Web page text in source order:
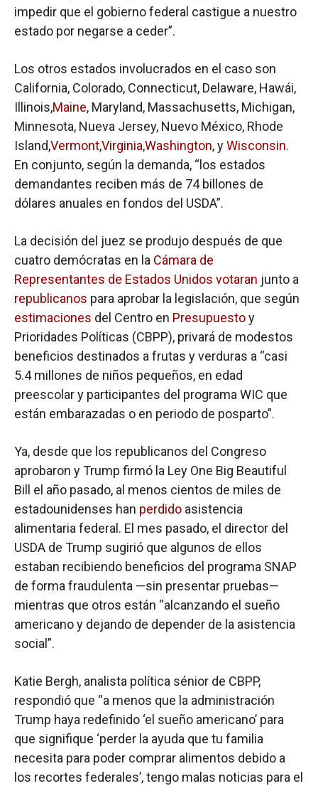
impedir que el gobierno federal castigue a nuestro
estado por negarse a ceder”.
Los otros estados involucrados en el caso son
California, Colorado, Connecticut, Delaware, Hawái,
Illinois,Maine, Maryland, Massachusetts, Michigan,
Minnesota, Nueva Jersey, Nuevo México, Rhode
Island,Vermont,Virginia,Washington, yWisconsin.
En conjunto, según la demanda, “los estados
demandantes reciben más de 74 billones de
dólares anuales en fondos del USDA”.
La decisión del juez se produjo después de que
cuatro demócratas en la Cámara de
Representantes de Estados Unidos votaran junto a
republicanos para aprobar la legislación, que según
estimaciones del Centro en Presupuestoy
Prioridades Políticas (CBPP), privará de modestos
beneficios destinados a frutas y verduras a “casi
5.4 millones de niños pequeños, en edad
preescolar y participantes del programa WIC que
están embarazadas o en periodo de posparto”.
Ya, desde que los republicanos del Congreso
aprobaron y Trump firmó la Ley One Big Beautiful
Bill el año pasado, al menos cientos de miles de
estadounidenses han perdido asistencia
alimentaria federal. El mes pasado, el director del
USDA de Trump sugirió que algunos de ellos
estaban recibiendo beneficios del programa SNAP
de forma fraudulenta —sin presentar pruebas—
mientras que otros están “alcanzando el sueño
americano y dejando de depender de la asistencia
social”.
Katie Bergh, analista política sénior de CBPP,
respondió que “a menos que la administración
Trump haya redefinido ‘el sueño americano’ para
que signifique ‘perder la ayuda que tu familia
necesita para poder comprar alimentos debido a
los recortes federales’, tengo malas noticias para el